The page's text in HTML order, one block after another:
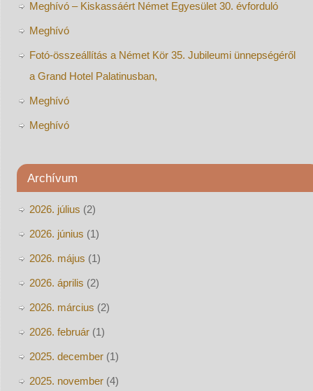
Meghívó – Kiskassáért Német Egyesület 30. évforduló
Meghívó
Fotó-összeállítás a Német Kör 35. Jubileumi ünnepségéről
a Grand Hotel Palatinusban,
Meghívó
Meghívó
Archívum
2026. július (2)
2026. június (1)
2026. május (1)
2026. április (2)
2026. március (2)
2026. február(1)
2025. december(1)
2025. november(4)